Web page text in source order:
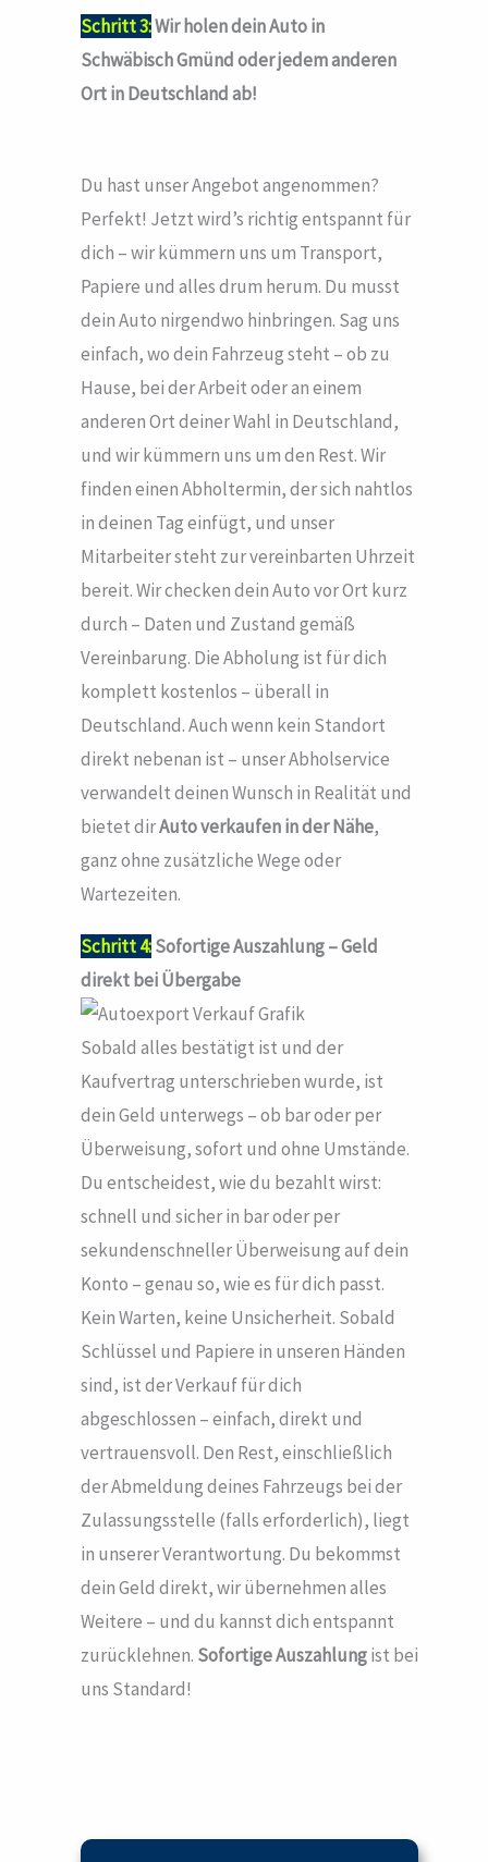
Schritt 3:Wir holen dein Auto in
Schwäbisch Gmünd oder jedem anderen
Ort in Deutschland ab!
Du hast unser Angebot angenommen?
Perfekt! Jetzt wird’s richtig entspannt für
dich – wir kümmern uns um Transport,
Papiere und alles drum herum. Du musst
dein Auto nirgendwo hinbringen. Sag uns
einfach, wo dein Fahrzeug steht – ob zu
Hause, bei der Arbeit oder an einem
anderen Ort deiner Wahl in Deutschland,
und wir kümmern uns um den Rest. Wir
finden einen Abholtermin, der sich nahtlos
in deinen Tag einfügt, und unser
Mitarbeiter steht zur vereinbarten Uhrzeit
bereit. Wir checken dein Auto vor Ort kurz
durch – Daten und Zustand gemäß
Vereinbarung. Die Abholung ist für dich
komplett kostenlos – überall in
Deutschland. Auch wenn kein Standort
direkt nebenan ist – unser Abholservice
verwandelt deinen Wunsch in Realität und
bietet dirAuto verkaufen in der Nähe,
ganz ohne zusätzliche Wege oder
Wartezeiten.
Schritt 4:Sofortige Auszahlung – Geld
direkt bei Übergabe
Sobald alles bestätigt ist und der
Kaufvertrag unterschrieben wurde, ist
dein Geld unterwegs – ob bar oder per
Überweisung, sofort und ohne Umstände.
Du entscheidest, wie du bezahlt wirst:
schnell und sicher in bar oder per
sekundenschneller Überweisung auf dein
Konto – genau so, wie es für dich passt.
Kein Warten, keine Unsicherheit. Sobald
Schlüssel und Papiere in unseren Händen
sind, ist der Verkauf für dich
abgeschlossen – einfach, direkt und
vertrauensvoll. Den Rest, einschließlich
der Abmeldung deines Fahrzeugs bei der
Zulassungsstelle (falls erforderlich), liegt
in unserer Verantwortung. Du bekommst
dein Geld direkt, wir übernehmen alles
Weitere – und du kannst dich entspannt
zurücklehnen. Sofortige Auszahlungist bei
uns Standard!